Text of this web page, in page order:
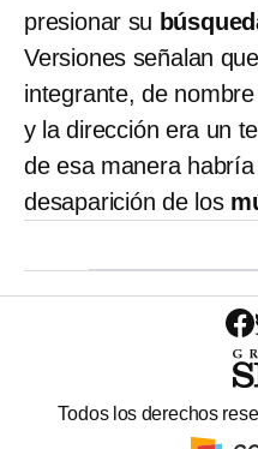
presionar su
Versiones señalan
integrante, de
y la dirección era un
de esa manera
desaparición de los
Todos los derechos